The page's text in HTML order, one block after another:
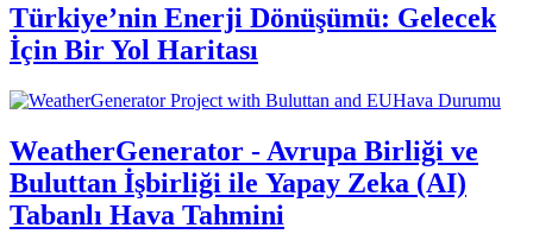
Türkiye’nin Enerji Dönüşümü: Gelecek
İçin Bir Yol Haritası
Hava Durumu
WeatherGenerator - Avrupa Birliği ve
Buluttan İşbirliği ile Yapay Zeka (AI)
Tabanlı Hava Tahmini